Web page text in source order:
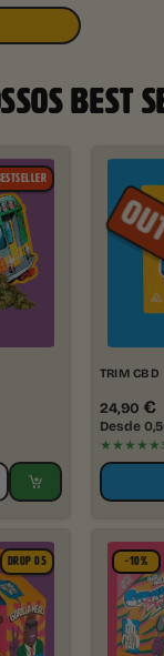
BEST
TRIM CBD
24,90 €
Desde
★★★★★
DROP 05 -10%